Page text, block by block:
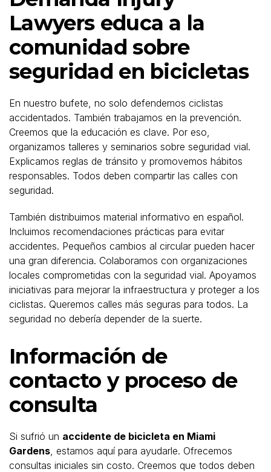
Lawyers educa a la
comunidad sobre
seguridad en bicicletas
En nuestro bufete, no solo defendemos ciclistas
accidentados. También trabajamos en la prevención.
Creemos que la educación es clave. Por eso,
organizamos talleres y seminarios sobre seguridad vial.
Explicamos reglas de tránsito y promovemos hábitos
responsables. Todos deben compartir las calles con
seguridad.
También distribuimos material informativo en español.
Incluimos recomendaciones prácticas para evitar
accidentes. Pequeños cambios al circular pueden hacer
una gran diferencia. Colaboramos con organizaciones
locales comprometidas con la seguridad vial. Apoyamos
iniciativas para mejorar la infraestructura y proteger a los
ciclistas. Queremos calles más seguras para todos. La
seguridad no debería depender de la suerte.
Información de
contacto y proceso de
consulta
Si sufrió un accidente de bicicleta en Miami
Gardens , estamos aquí para ayudarle. Ofrecemos
consultas iniciales sin costo. Creemos que todos deben